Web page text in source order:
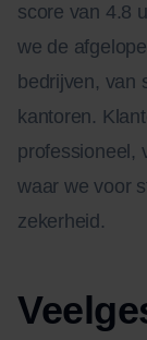
score van 4.8
we de
bedrijven, van
kantoren.
professioneel,
waar we voor
zekerheid.